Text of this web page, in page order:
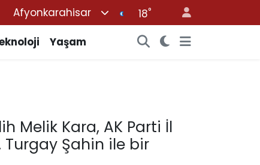
Afyonkarahisar 18°
Yaşam
Melik Kara, AK Parti İl
Turgay Şahin ile bir